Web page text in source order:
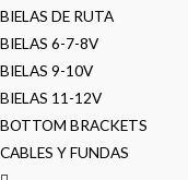
BIELAS DE RUTA
BIELAS 6-7-8V
BIELAS 9-10V
BIELAS 11-12V
BOTTOM BRACKETS
CABLES Y FUNDAS